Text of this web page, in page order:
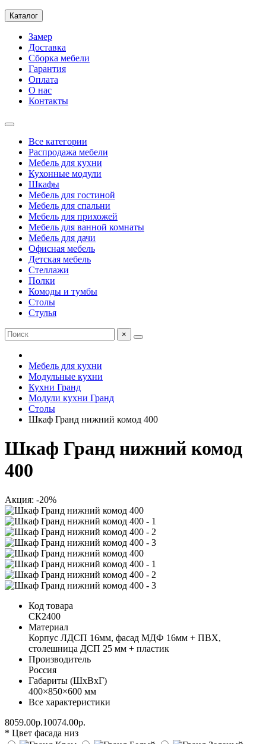
Каталог
Замер
Доставка
Сборка мебели
Гарантия
Оплата
О нас
Контакты
Все категории
Распродажа мебели
Мебель для кухни
Кухонные модули
Шкафы
Мебель для гостиной
Мебель для спальни
Мебель для прихожей
Мебель для ванной комнаты
Мебель для дачи
Офисная мебель
Детская мебель
Стеллажи
Полки
Комоды и тумбы
Столы
Стулья
×
Мебель для кухни
Модульные кухни
Кухни Гранд
Модули кухни Гранд
Столы
Шкаф Гранд нижний комод 400
Шкаф Гранд нижний комод
400
Акция: -20%
Код товара
СК2400
Материал
Корпус ЛДСП 16мм, фасад МДФ 16мм + ПВХ,
столешница ДСП 25 мм + пластик
Производитель
Россия
Габариты (ШхВхГ)
400×850×600 мм
Все характеристики
8059.00р.10074.00р.
* Цвет фасада низ